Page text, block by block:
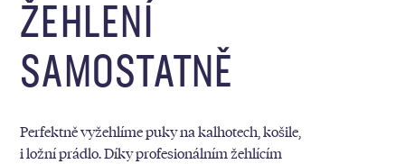
ŽEHLENÍ
SAMOSTATNĚ
Perfektně vyžehlíme puky na kalhotech, košile,
i ložní prádlo. Díky profesionálním žehlícím